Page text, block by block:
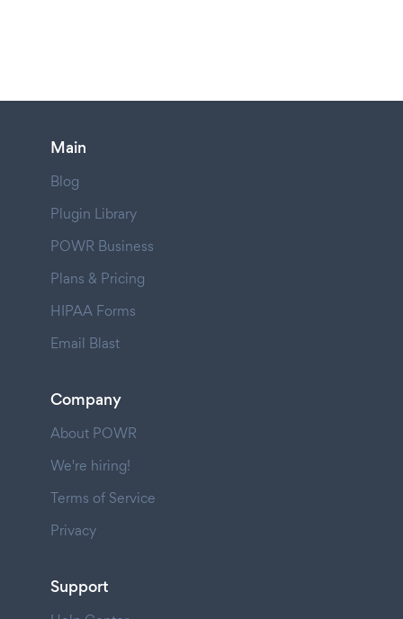
Main
Blog
Plugin Library
POWR Business
Plans & Pricing
HIPAA Forms
Email Blast
Company
About POWR
We're hiring!
Terms of Service
Privacy
Support